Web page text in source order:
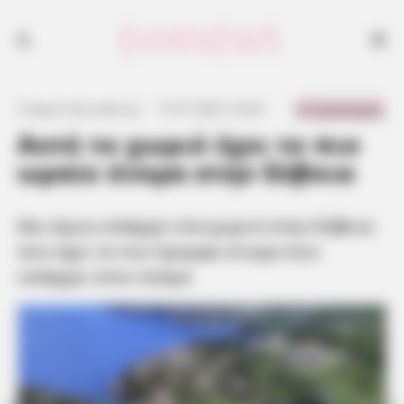
Αυτό το χωριό έχει το πιο
ωραίο όνομα στην Εύβοια
Και όμως υπάρχει ένα χωριό στην Εύβοια
υπάρχει στον κόσμο